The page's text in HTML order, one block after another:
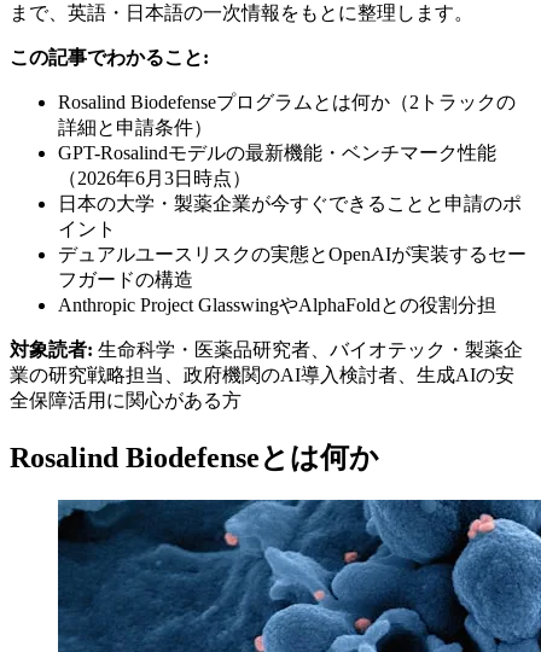
まで、英語・日本語の一次情報をもとに整理します。
この記事でわかること:
Rosalind Biodefenseプログラムとは何か（2トラックの
詳細と申請条件）
GPT-Rosalindモデルの最新機能・ベンチマーク性能
（2026年6月3日時点）
日本の大学・製薬企業が今すぐできることと申請のポ
イント
デュアルユースリスクの実態とOpenAIが実装するセー
フガードの構造
Anthropic Project GlasswingやAlphaFoldとの役割分担
対象読者: 生命科学・医薬品研究者、バイオテック・製薬企
業の研究戦略担当、政府機関のAI導入検討者、生成AIの安
全保障活用に関心がある方
Rosalind Biodefenseとは何か